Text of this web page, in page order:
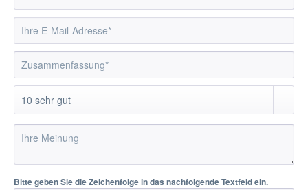
Bitte geben Sie die Zeichenfolge in das nachfolgende Textfeld ein.